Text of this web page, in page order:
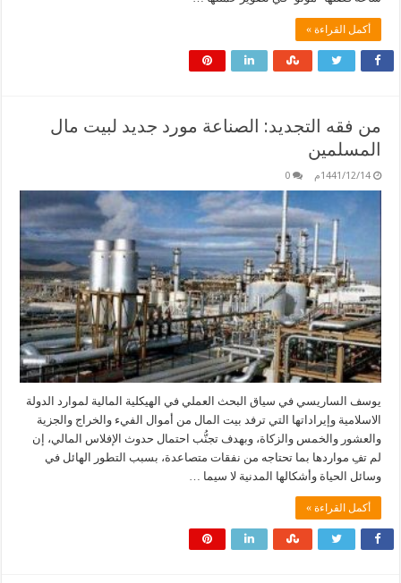
أكمل القراءة »
من فقه التجديد: الصناعة مورد جديد لبيت مال
المسلمين
1441/12/14م 0
يوسف الساريسي في سياق البحث العملي في الهيكلية المالية لموارد الدولة
الاسلامية وإيراداتها التي ترفد بيت المال من أموال الفيء والخراج والجزية
والعشور والخمس والزكاة، وبهدف تجنُّب احتمال حدوث الإفلاس المالي، إن
لم تفِ مواردها بما تحتاجه من نفقات متصاعدة، بسبب التطور الهائل في
وسائل الحياة وأشكالها المدنية لا سيما …
أكمل القراءة »